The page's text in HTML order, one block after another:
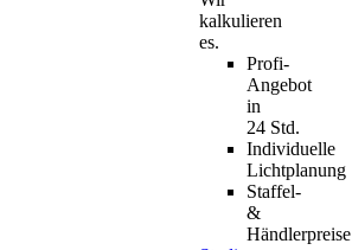
kalkulieren
es.
Profi-
Angebot
in
24 Std.
Individuelle
Lichtplanung
Staffel-
&
Händlerpreise